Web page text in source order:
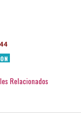
Relacionados